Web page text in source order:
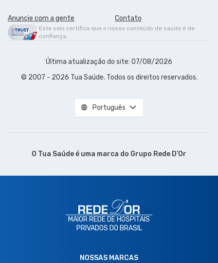
Anuncie com a gente Contato
Este selo certifica que o nosso conteúdo de saúde é de
confiança.
Última atualização do site: 07/08/2026
© 2007 - 2026 Tua Saúde. Todos os direitos reservados.
Português
O Tua Saúde é uma marca do Grupo Rede D’Or
MAIOR REDE DE HOSPITAIS
PRIVADOS DO BRASIL
NOSSAS MARCAS